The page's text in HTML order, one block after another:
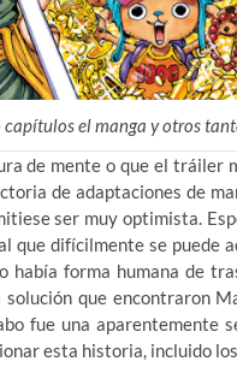
capítulos el manga y otros
de mente o que el tráiler
de adaptaciones de
ser muy optimista.
que difícilmente se puede
había forma humana de
solución que encontraron
fue una aparentemente
esta historia, incluido